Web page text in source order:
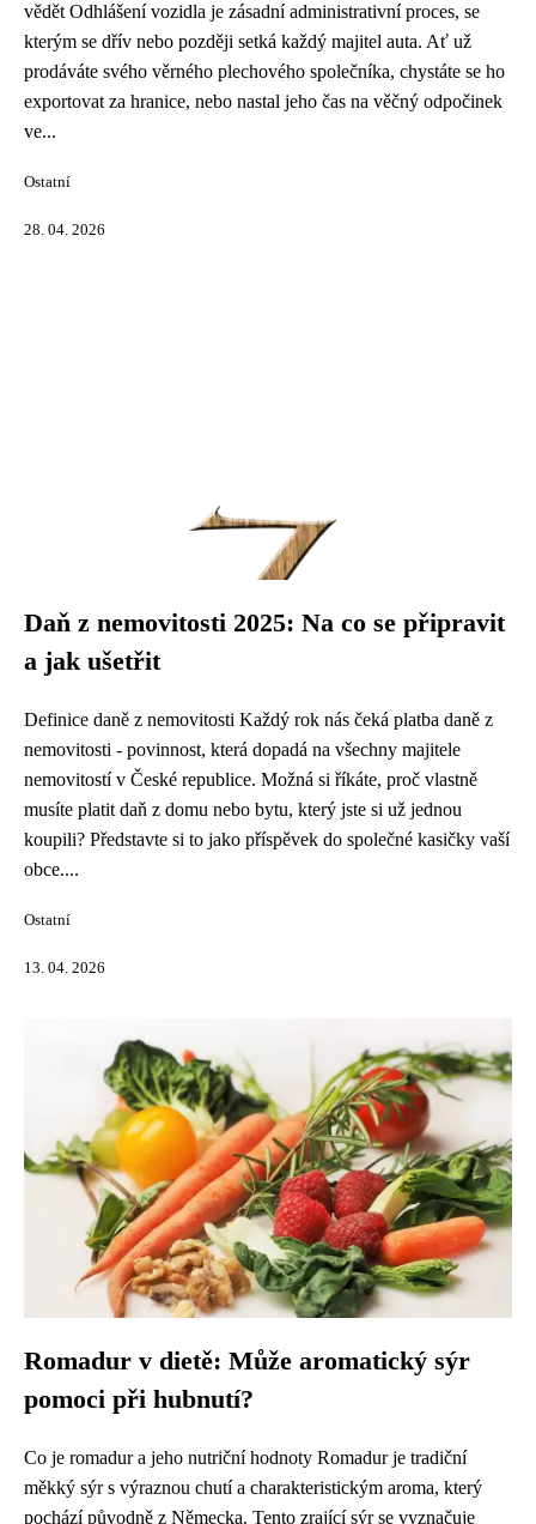
vědět Odhlášení vozidla je zásadní administrativní proces, se
kterým se dřív nebo později setká každý majitel auta. Ať už
prodáváte svého věrného plechového společníka, chystáte se ho
exportovat za hranice, nebo nastal jeho čas na věčný odpočinek
ve...
Ostatní
28. 04. 2026
Daň z nemovitosti 2025: Na co se připravit
a jak ušetřit
Definice daně z nemovitosti Každý rok nás čeká platba daně z
nemovitosti - povinnost, která dopadá na všechny majitele
nemovitostí v České republice. Možná si říkáte, proč vlastně
musíte platit daň z domu nebo bytu, který jste si už jednou
koupili? Představte si to jako příspěvek do společné kasičky vaší
obce....
Ostatní
13. 04. 2026
Romadur v dietě: Může aromatický sýr
pomoci při hubnutí?
Co je romadur a jeho nutriční hodnoty Romadur je tradiční
měkký sýr s výraznou chutí a charakteristickým aroma, který
pochází původně z Německa. Tento zrající sýr se vyznačuje